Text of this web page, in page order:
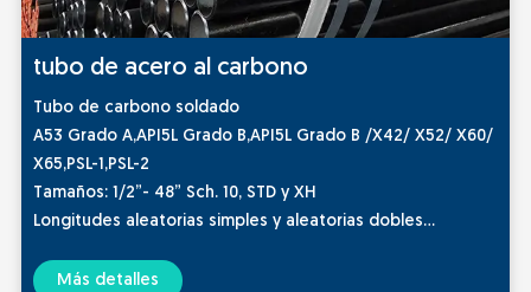
tubo de acero al carbono
Tubo de carbono soldado
A53 Grado A,API5L Grado B,API5L Grado B /X42/ X52/ X60/
X65,PSL-1,PSL-2
Tamaños: 1/2”- 48” Sch. 10, STD y XH
Longitudes aleatorias simples y aleatorias dobles
ASTM A 53 Grado B,ASTM A 106 Grado B/C,API5L Grado
Más detalles